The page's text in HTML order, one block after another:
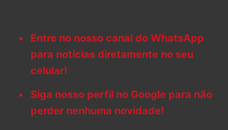
Entre no nosso canal do WhatsApp
para notícias diretamente no seu
celular!
Siga nosso perfil no Google para não
perder nenhuma novidade!